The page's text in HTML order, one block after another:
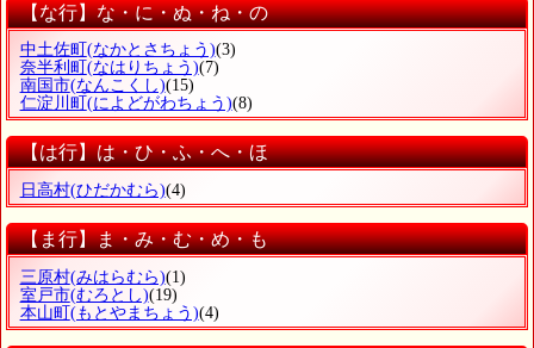
【な行】な・に・ぬ・ね・の
中土佐町 (なかとさちょう)(3)
奈半利町 (なはりちょう)(7)
南国市(なんこくし)(15)
仁淀川町 (によどがわちょう)(8)
【は行】は・ひ・ふ・へ・ほ
日高村(ひだかむら)(4)
【ま行】ま・み・む・め・も
三原村(みはらむら)(1)
室戸市(むろとし)(19)
本山町(もとやまちょう)(4)